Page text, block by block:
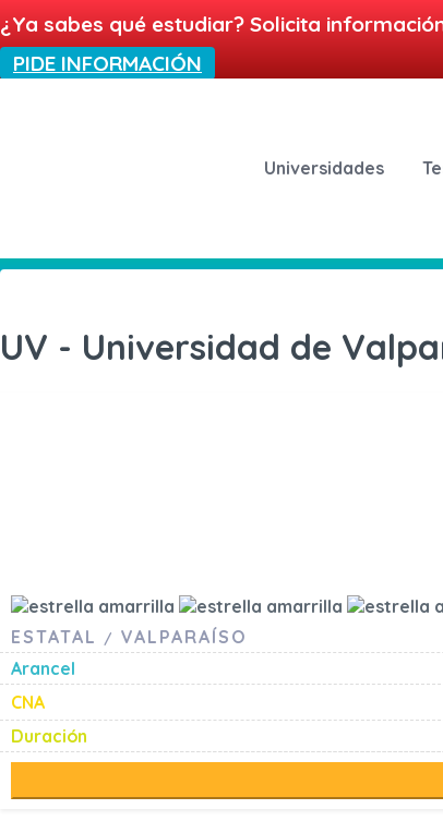
¿Ya sabes qué estudiar? Solicita
PIDE INFORMACIÓN
Universidades
UV - Universidad de
ESTATAL / VALPARAÍSO
Arancel
CNA
Duración